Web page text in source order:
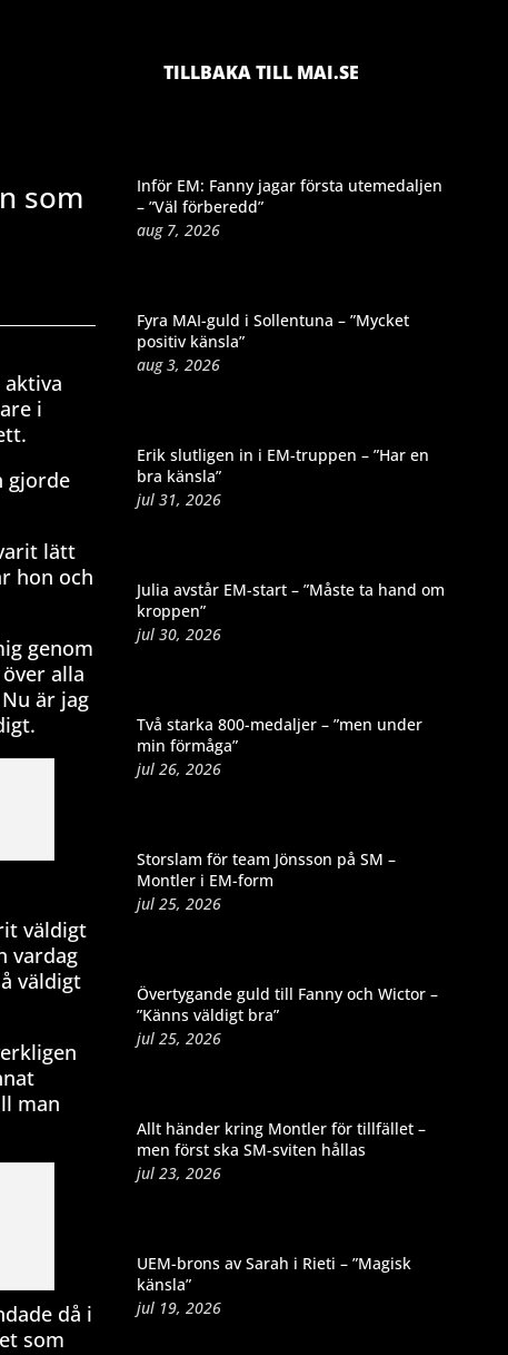
TILLBAKA TILL MAI.SE
som
i
gjorde
lätt
hon och
genom
alla
är jag
väldigt
vardag
väldigt
man
då i
som
Inför EM: Fanny jagar första utemedaljen
– ”Väl förberedd”
aug 7, 2026
Fyra MAI-guld i Sollentuna – ”Mycket
positiv känsla”
aug 3, 2026
Erik slutligen in i EM-truppen – ”Har en
bra känsla”
jul 31, 2026
Julia avstår EM-start – ”Måste ta hand om
kroppen”
jul 30, 2026
Två starka 800-medaljer – ”men under
min förmåga”
jul 26, 2026
Storslam för team Jönsson på SM –
Montler i EM-form
jul 25, 2026
Övertygande guld till Fanny och Wictor –
”Känns väldigt bra”
jul 25, 2026
Allt händer kring Montler för tillfället –
men först ska SM-sviten hållas
jul 23, 2026
UEM-brons av Sarah i Rieti – ”Magisk
känsla”
jul 19, 2026